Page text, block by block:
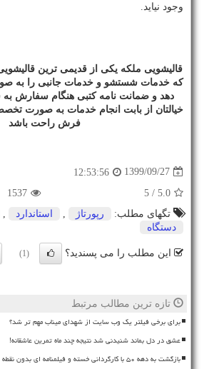
وجود نیاید.
قالیشویی ملکه یکی از قدیمی ترین
که خدمات شستشو و خدمات جانبی را به
دهد و ضمانت نامه کتبی هنگام سفارش به
خیالتان از بابت انجام خدمات به صورت
فرش راحت باشد
1399/09/27
12:53:56
5.0
/ 5
1537
تگهای مطلب:
رپورتاژ استاندارد
دستگاه
این مطلب را می پسندید؟ (1)
تازه ترین مطالب مرتبط
برای برخی فیلتر یک وب سایت از شهدای میناب مهم تر شد؟
عشق در دل بماند شنیدنی شد نتیجه چند ماه تمرین عاشقانه!
بازگشت به دهه ۵۰ با کارگردانی خسته و فیلمنامه ای بدون نقطه عطف